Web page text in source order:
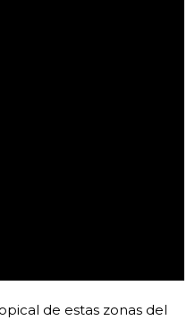
de estas zonas del